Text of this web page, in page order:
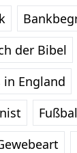
der Bibel
in England